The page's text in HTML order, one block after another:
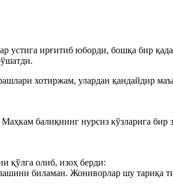
устига ирғитиб юборди, бошқа бир
хотиржам, улардан қандайдир
балиқнинг нурсиз кўзларига
қўлга олиб, изоҳ берди:
биламан. Жониворлар шу тариқа